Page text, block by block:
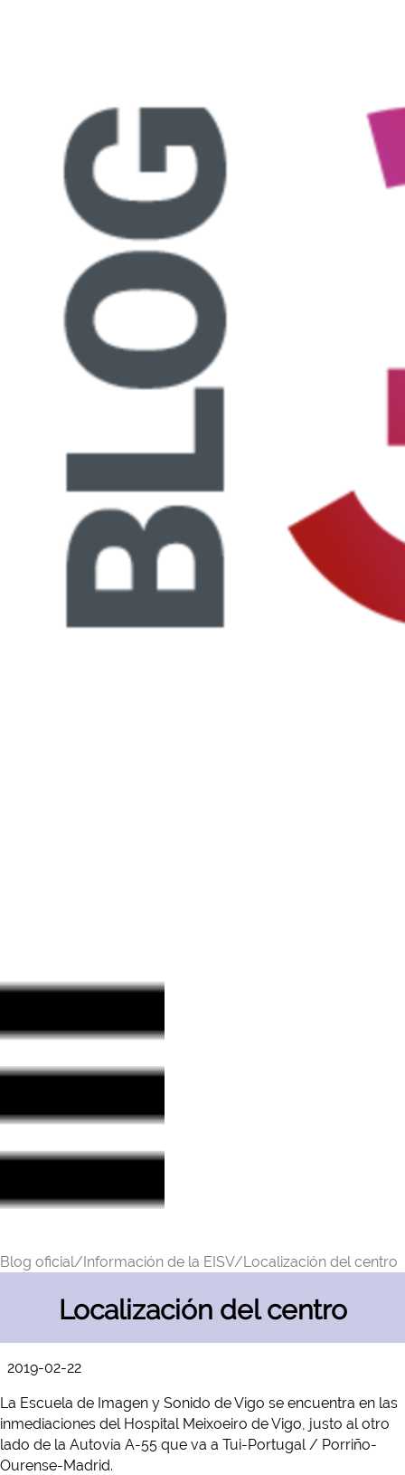
Blog oficial/Información de la EISV/Localización del centro
Localización del centro
2019-02-22
La Escuela de Imagen y Sonido de Vigo se encuentra en las
inmediaciones del Hospital Meixoeiro de Vigo, justo al otro
lado de la Autovía A-55 que va a Tui-Portugal / Porriño-
Ourense-Madrid.